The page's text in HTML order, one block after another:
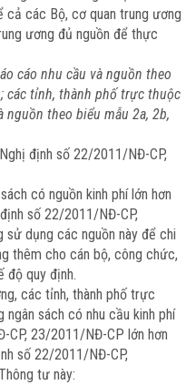
các Bộ, cơ quan trung ương
ương đủ nguồn để thực
cáo nhu cầu và nguồn theo
các tỉnh, thành phố trực thuộc
theo biểu mẫu 2a, 2b,
định số 22/2011/NĐ-CP,
có nguồn kinh phí lớn hơn
số 22/2011/NĐ-CP,
dụng các nguồn này để chi
thêm cho cán bộ, công chức,
độ quy định.
các tỉnh, thành phố trực
sách có nhu cầu kinh phí
23/2011/NĐ-CP lớn hơn
số 22/2011/NĐ-CP,
tư này: